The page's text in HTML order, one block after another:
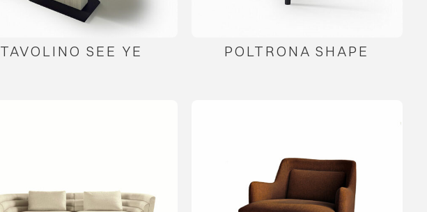
TAVOLINO SEE YE POLTRONA SHAPE